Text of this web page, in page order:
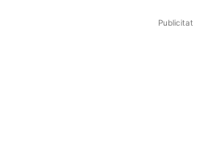
Publicitat